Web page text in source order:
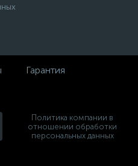
Гарантия
Политика компании в
отношении обработки
персональных данных